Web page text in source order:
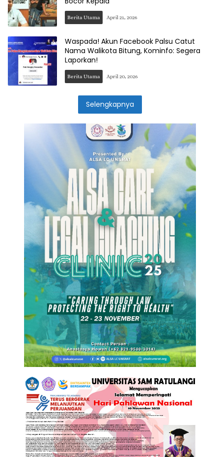
Berita Utama April 21, 2026
Waspada! Akun Facebook Palsu Catut
Nama Walikota Bitung, Kominfo: Segera
Laporkan!
Berita Utama April 20, 2026
Selengkapnya